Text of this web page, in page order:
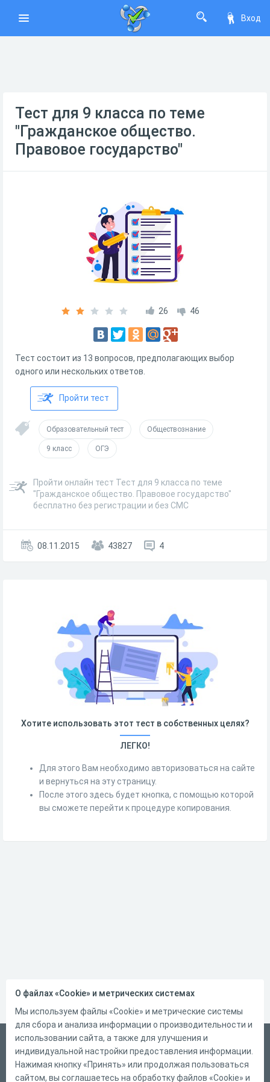
Вход
Тест для 9 класса по теме
"Гражданское общество.
Правовое государство"
26 46
Тест состоит из 13 вопросов, предполагающих выбор
одного или нескольких ответов.
Пройти тест
Образовательный тест Обществознание
9 класс ОГЭ
Пройти онлайн тест Тест для 9 класса по теме
"Гражданское общество. Правовое государство"
бесплатно без регистрации и без СМС
08.11.2015 43827 4
Хотите использовать этот тест в собственных целях?
ЛЕГКО!
Для этого Вам необходимо авторизоваться на сайте
и вернуться на эту страницу.
После этого здесь будет кнопка, с помощью которой
вы сможете перейти к процедуре копирования.
Русский
Справка
О файлах «Cookie» и метрических системах
Мы используем файлы «Cookie» и метрические системы
для сбора и анализа информации о производительности и
использовании сайта, а также для улучшения и
индивидуальной настройки предоставления информации.
Нажимая кнопку «Принять» или продолжая пользоваться
сайтом, вы соглашаетесь на обработку файлов «Cookie» и